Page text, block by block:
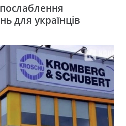
для українців